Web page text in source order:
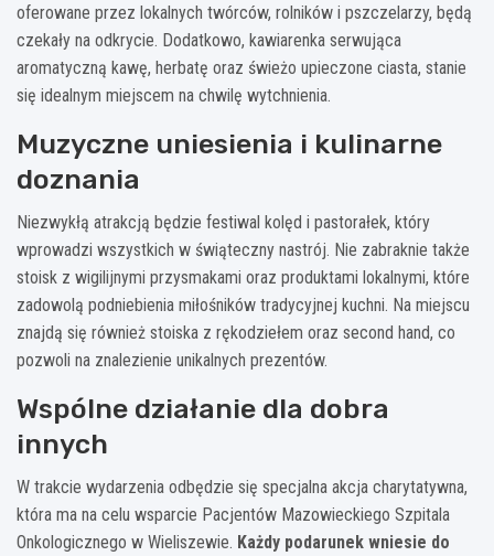
oferowane przez lokalnych twórców, rolników i pszczelarzy, będą
czekały na odkrycie. Dodatkowo, kawiarenka serwująca
aromatyczną kawę, herbatę oraz świeżo upieczone ciasta, stanie
się idealnym miejscem na chwilę wytchnienia.
Muzyczne uniesienia i kulinarne
doznania
Niezwykłą atrakcją będzie festiwal kolęd i pastorałek, który
wprowadzi wszystkich w świąteczny nastrój. Nie zabraknie także
stoisk z wigilijnymi przysmakami oraz produktami lokalnymi, które
zadowolą podniebienia miłośników tradycyjnej kuchni. Na miejscu
znajdą się również stoiska z rękodziełem oraz second hand, co
pozwoli na znalezienie unikalnych prezentów.
Wspólne działanie dla dobra
innych
W trakcie wydarzenia odbędzie się specjalna akcja charytatywna,
która ma na celu wsparcie Pacjentów Mazowieckiego Szpitala
Onkologicznego w Wieliszewie. Każdy podarunek wniesie do